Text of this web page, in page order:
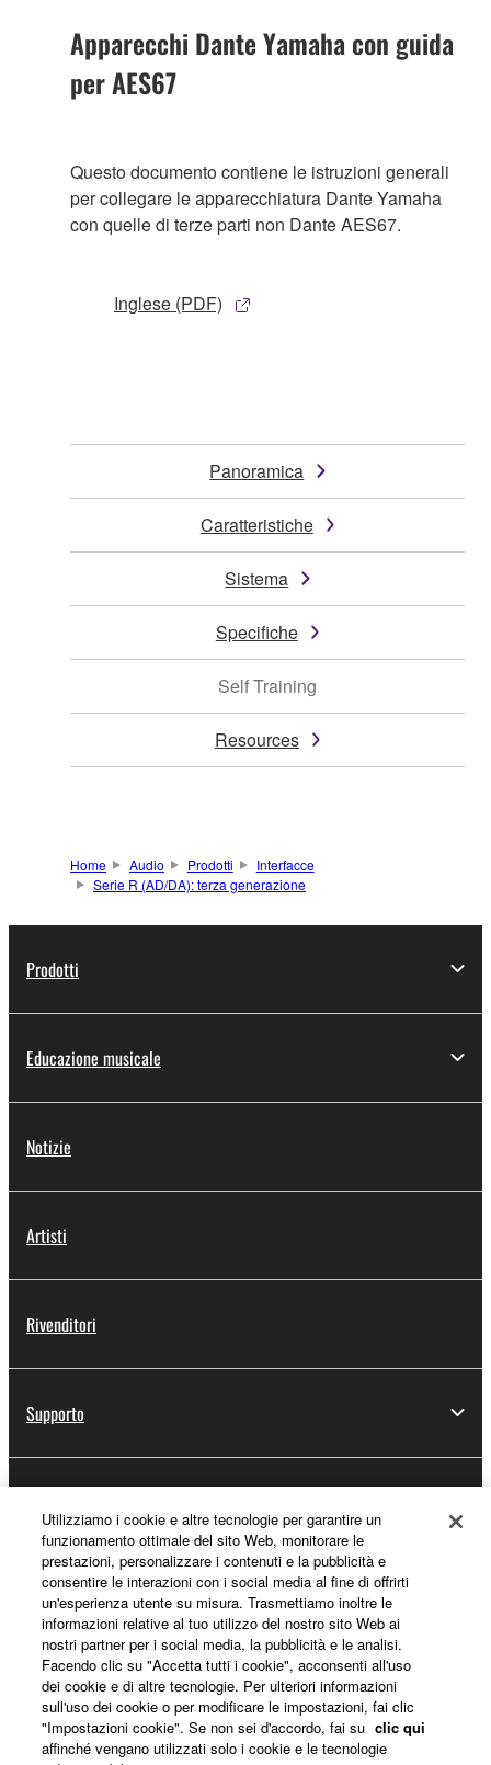
Apparecchi Dante Yamaha con guida
per AES67
Questo documento contiene le istruzioni generali
per collegare le apparecchiatura Dante Yamaha
con quelle di terze parti non Dante AES67.
Inglese (PDF)
Panoramica
Caratteristiche
Sistema
Specifiche
Self Training
Resources
Home Audio Prodotti
Interfacce
Serie R (AD/DA): terza generazione
Prodotti
Educazione musicale
Notizie
Artisti
Rivenditori
Supporto
Informazioni su Yamaha
Italia - Italian
Affari
Utilizziamo i cookie e altre tecnologie per garantire un
funzionamento ottimale del sito Web, monitorare le
prestazioni, personalizzare i contenuti e la pubblicità e
consentire le interazioni con i social media al fine di offrirti
un'esperienza utente su misura. Trasmettiamo inoltre le
informazioni relative al tuo utilizzo del nostro sito Web ai
nostri partner per i social media, la pubblicità e le analisi.
Facendo clic su "Accetta tutti i cookie", acconsenti all'uso
dei cookie e di altre tecnologie. Per ulteriori informazioni
sull'uso dei cookie o per modificare le impostazioni, fai clic
"Impostazioni cookie". Se non sei d'accordo, fai su clic qui
affinché vengano utilizzati solo i cookie e le tecnologie